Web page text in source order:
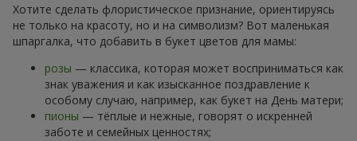
Хотите сделать флористическое признание, ориентируясь
не только на красоту, но и на символизм? Вот маленькая
шпаргалка, что добавить в букет цветов для мамы:
розы — классика, которая может восприниматься как
знак уважения и как изысканное поздравление к
особому случаю, например, как букет на День матери;
пионы — тёплые и нежные, говорят о искренней
заботе и семейных ценностях;